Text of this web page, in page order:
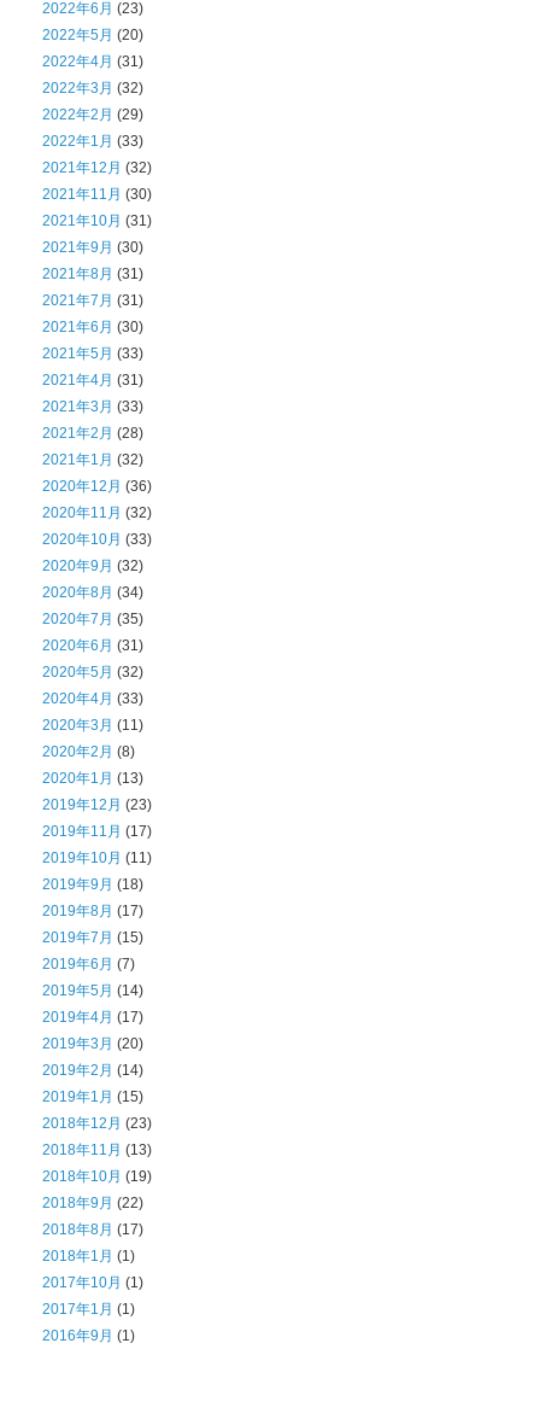
2022年6月 (23)
2022年5月 (20)
2022年4月 (31)
2022年3月 (32)
2022年2月 (29)
2022年1月 (33)
2021年12月 (32)
2021年11月 (30)
2021年10月 (31)
2021年9月 (30)
2021年8月 (31)
2021年7月 (31)
2021年6月 (30)
2021年5月 (33)
2021年4月 (31)
2021年3月 (33)
2021年2月 (28)
2021年1月 (32)
2020年12月 (36)
2020年11月 (32)
2020年10月 (33)
2020年9月 (32)
2020年8月 (34)
2020年7月 (35)
2020年6月 (31)
2020年5月 (32)
2020年4月 (33)
2020年3月 (11)
2020年2月 (8)
2020年1月 (13)
2019年12月 (23)
2019年11月 (17)
2019年10月 (11)
2019年9月 (18)
2019年8月 (17)
2019年7月 (15)
2019年6月 (7)
2019年5月 (14)
2019年4月 (17)
2019年3月 (20)
2019年2月 (14)
2019年1月 (15)
2018年12月 (23)
2018年11月 (13)
2018年10月 (19)
2018年9月 (22)
2018年8月 (17)
2018年1月 (1)
2017年10月 (1)
2017年1月 (1)
2016年9月 (1)